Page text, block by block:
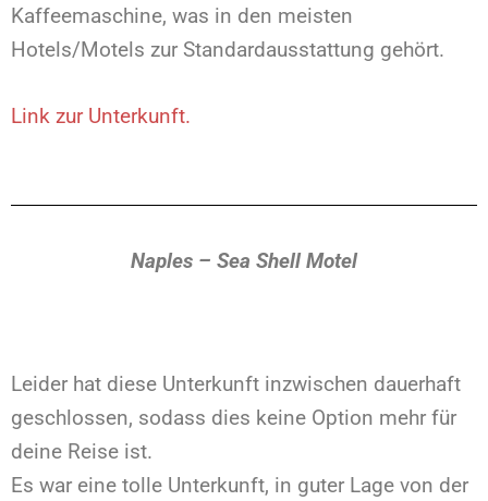
Kaffeemaschine, was in den meisten
Hotels/Motels zur Standardausstattung gehört.
Link zur Unterkunft.
Naples – Sea Shell Motel
Leider hat diese Unterkunft inzwischen dauerhaft
geschlossen, sodass dies keine Option mehr für
deine Reise ist.
Es war eine tolle Unterkunft, in guter Lage von der